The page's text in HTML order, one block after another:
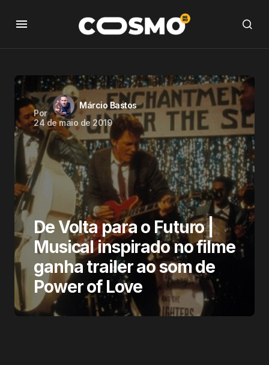
Por
Márcio Bastos
24 de maio de 2019
De Volta para o Futuro |
Musical inspirado no filme
ganha trailer ao som de
Power of Love